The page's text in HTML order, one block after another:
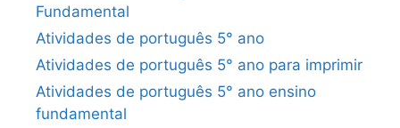
Fundamental
Atividades de português 5° ano
Atividades de português 5° ano para imprimir
Atividades de português 5° ano ensino
fundamental